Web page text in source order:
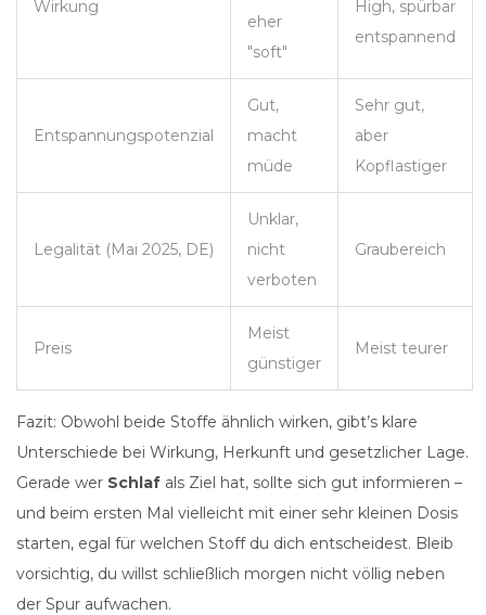
Wirkung
eher
"soft"
High, spürbar
entspannend
Entspannungspotenzial
Gut,
macht
müde
Sehr gut,
aber
Kopflastiger
Legalität (Mai 2025, DE)
Unklar,
nicht
verboten
Graubereich
Preis
Meist
günstiger
Meist teurer
Fazit: Obwohl beide Stoffe ähnlich wirken, gibt’s klare
Unterschiede bei Wirkung, Herkunft und gesetzlicher Lage.
Gerade wer Schlaf als Ziel hat, sollte sich gut informieren –
und beim ersten Mal vielleicht mit einer sehr kleinen Dosis
starten, egal für welchen Stoff du dich entscheidest. Bleib
vorsichtig, du willst schließlich morgen nicht völlig neben
der Spur aufwachen.